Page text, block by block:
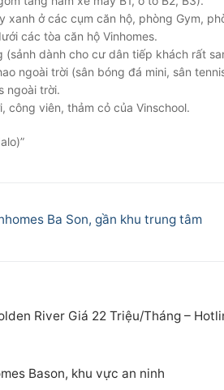
xanh ở các cụm căn hộ, phòng Gym,
các tòa căn hộ Vinhomes.
(sảnh dành cho cư dân tiếp khách rất
ngoài trời (sân bóng đá mini, sân
ngoài trời.
công viên, thảm cỏ của Vinschool.
Ba Son, gần khu trung tâm
River Giá 22 Triệu/Tháng –
Bason, khu vực an ninh